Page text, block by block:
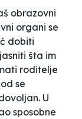
obrazovni
organi se
dobiti
šta im
roditelje
se
U
sposobne